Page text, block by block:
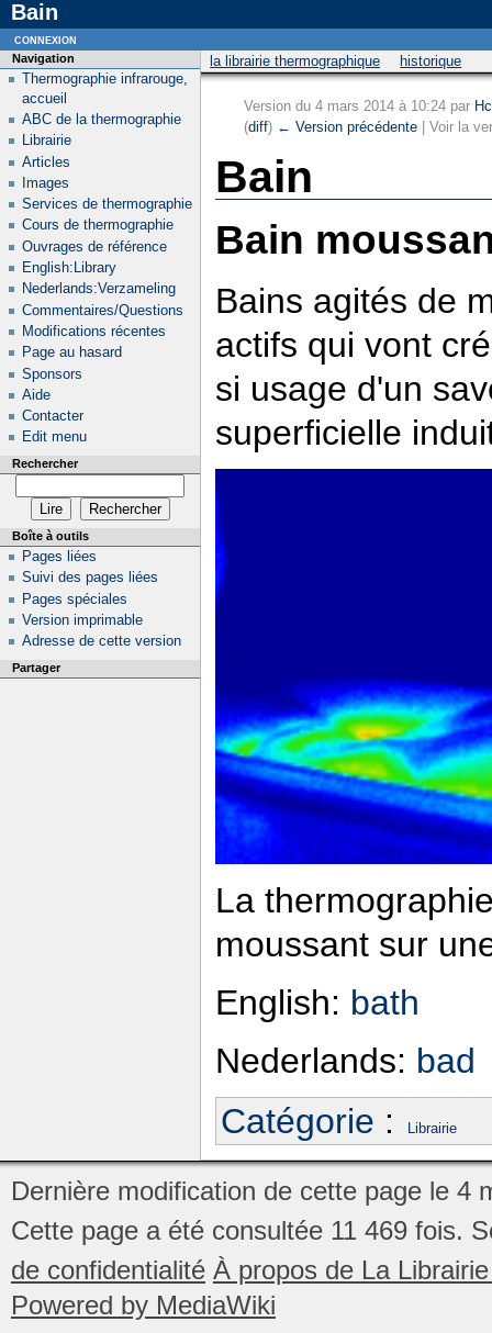
Bain
la librairie thermographique historique
Version du 4 mars 2014 à 10:24 par
(diff) ← Version précédente | Voir la
Bain
Bain
Bains agités de
actifs qui vont
si usage d'un
superficielle
La
moussant sur
English: bath
Nederlands: bad
Catégorie : Librairie
Navigation
Thermographie infrarouge,
accueil
ABC de la thermographie
Librairie
Articles
Images
Services de thermographie
Cours de thermographie
Ouvrages de référence
English:Library
Nederlands:Verzameling
Commentaires/Questions
Modifications récentes
Page au hasard
Sponsors
Aide
Contacter
Edit menu
Rechercher
Boîte à outils
Pages liées
Suivi des pages liées
Pages spéciales
Version imprimable
Adresse de cette version
Partager
connexion
Dernière modification de cette page le 4
Cette page a été consultée 11 469 fois.
de confidentialité À propos de La
Powered by MediaWiki